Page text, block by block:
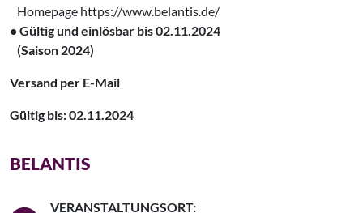
Homepage https://www.belantis.de/
• Gültig und einlösbar bis 02.11.2024
‍ (Saison 2024)
Versand per E-Mail
Gültig bis: 02.11.2024
BELANTIS
VERANSTALTUNGSORT: